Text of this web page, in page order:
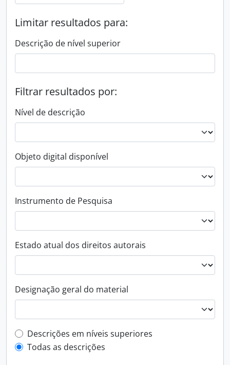
Limitar resultados para:
Descrição de nível superior
Filtrar resultados por:
Nível de descrição
Objeto digital disponível
Instrumento de Pesquisa
Estado atual dos direitos autorais
Designação geral do material
Filtro de descrição de nível superior
Descrições em níveis superiores
Todas as descrições